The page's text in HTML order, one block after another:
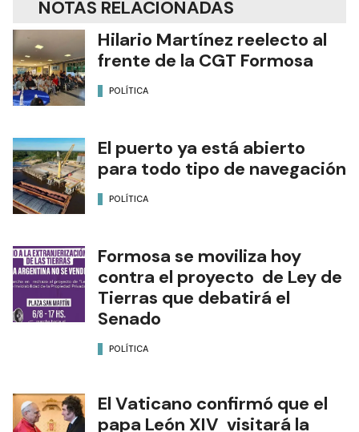
Edición Impresa
Hilario Martínez reelecto al
frente de la CGT Formosa
POLÍTICA
para todo tipo de navegación
POLÍTICA